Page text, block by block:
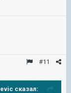
#11
сказал: